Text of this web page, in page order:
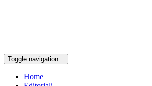
Toggle navigation
Home